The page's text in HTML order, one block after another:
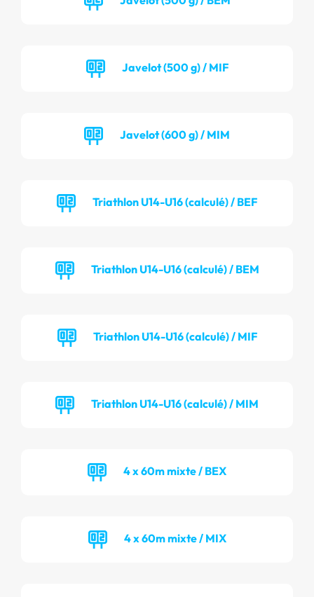
Javelot (500 g) / MIF
Javelot (600 g) / MIM
Triathlon U14-U16 (calculé) / BEF
Triathlon U14-U16 (calculé) / BEM
Triathlon U14-U16 (calculé) / MIF
Triathlon U14-U16 (calculé) / MIM
4 x 60m mixte / BEX
4 x 60m mixte / MIX